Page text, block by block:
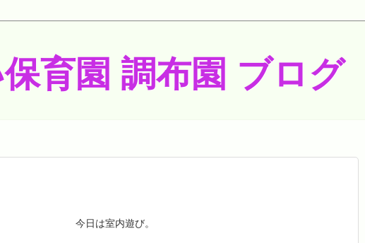
育園 調布園 ブログ
今日は室内遊び。